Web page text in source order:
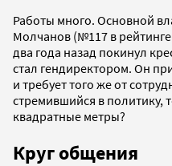
Работы много. Основной
Молчанов (№117 в
два года назад покинул
стал гендиректором. Он
и требует того же от
стремившийся в политику,
квадратные метры?
Круг общения